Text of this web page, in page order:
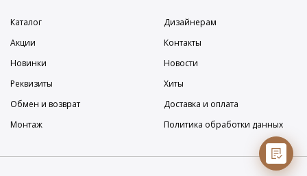
Каталог
Дизайнерам
Акции
Контакты
Новинки
Новости
Реквизиты
Хиты
Обмен и возврат
Доставка и оплата
Монтаж
Политика обработки данных